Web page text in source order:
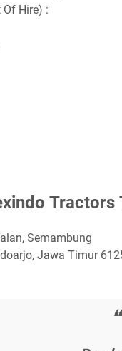
Hіrе) :
Trасtоrѕ
Semambung
Jawa Timur